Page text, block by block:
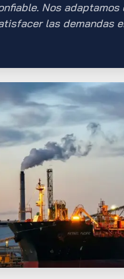
Nos
las demandas